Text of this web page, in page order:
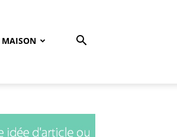
MAISON